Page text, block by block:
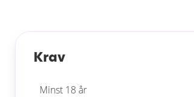
Krav
Minst 18 år